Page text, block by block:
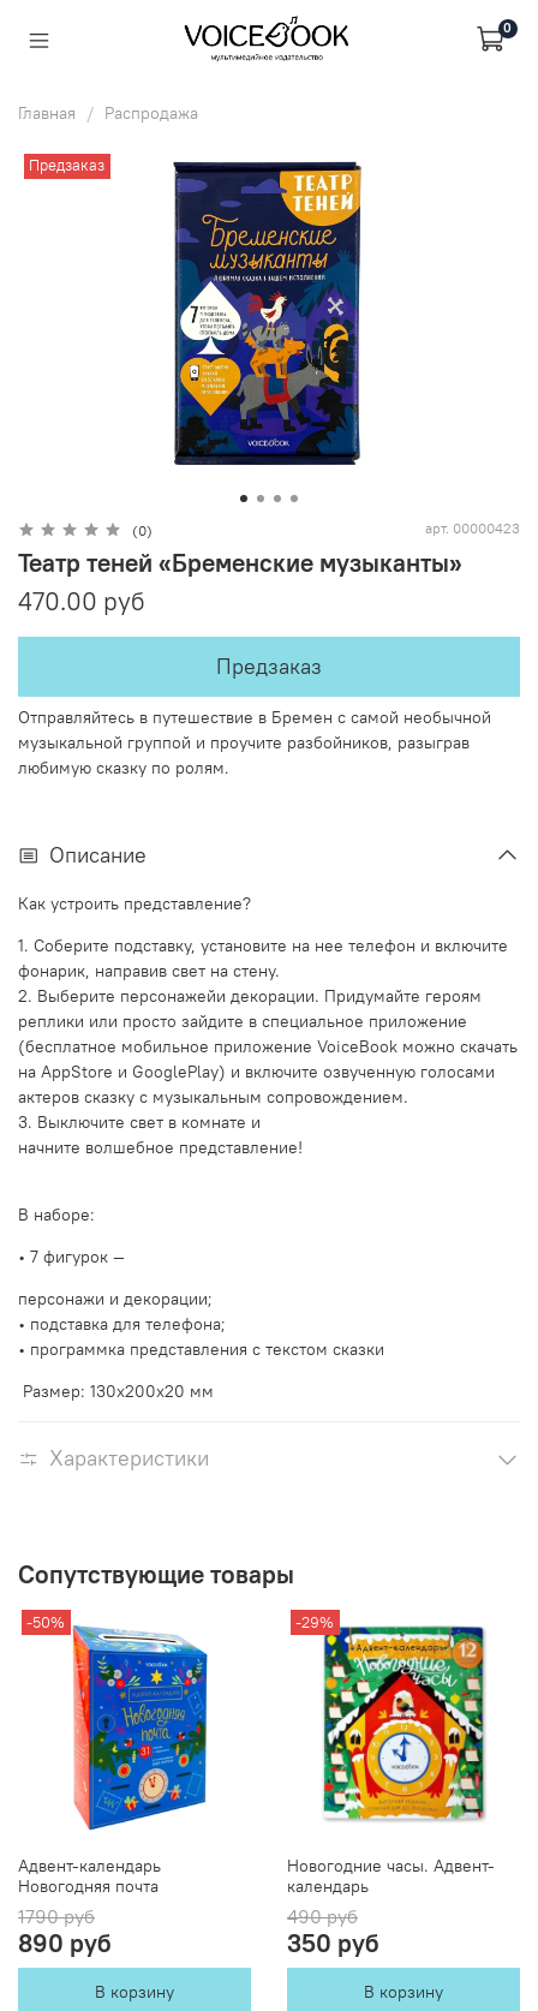
0
Главная Распродажа
Предзаказ
(0) арт. 00000423
Театр теней «Бременские музыканты»
470.00 руб
Предзаказ
Отправляйтесь в путешествие в Бремен с самой необычной
музыкальной группой и проучите разбойников, разыграв
любимую сказку по ролям.
Описание
Как устроить представление?
1. Соберите подставку, установите на нее телефон и включите
фонарик, направив свет на стену.
2. Выберите персонажейи декорации. Придумайте героям
реплики или просто зайдите в специальное приложение
(бесплатное мобильное приложение VoiceBook можно скачать
на AppStore и GooglePlay) и включите озвученную голосами
актеров сказку с музыкальным сопровождением.
3. Выключите свет в комнате и
начните волшебное представление!
В наборе:
• 7 фигурок —
персонажи и декорации;
• подставка для телефона;
• программка представления с текстом сказки
Размер: 130х200х20 мм
Характеристики
Сопутствующие товары
-50%
Адвент-календарь
Новогодняя почта
1790 руб
890 руб
В корзину
-29%
Новогодние часы. Адвент-
календарь
490 руб
350 руб
В корзину